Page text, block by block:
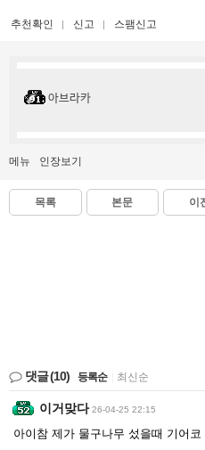
추천확인 신고 스팸신고
아브라카
메뉴 인장보기
목록 본문 이
댓글(10) 등록순 최신순
이거맞다 26-04-25 22:15
아이참 제가 물구나무 섰을때 기어